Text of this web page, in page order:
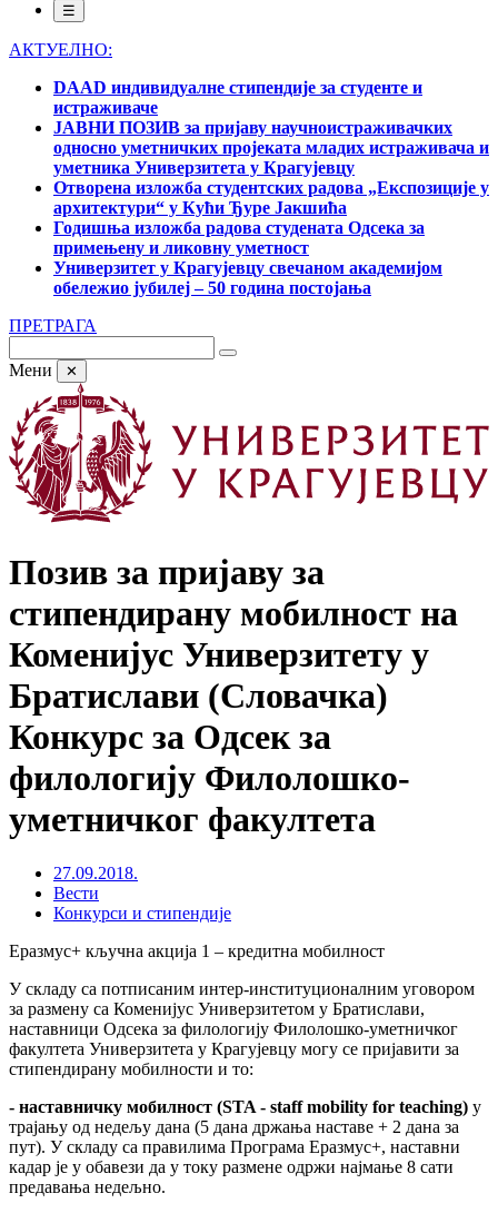
☰
АКТУЕЛНО:
DAAD индивидуалне стипендије за студенте и
истраживаче
ЈАВНИ ПОЗИВ за пријаву научноистраживачких
односно уметничких пројеката младих истраживача и
уметника Универзитета у Крагујевцу
Отворена изложба студентских радова „Експозиције у
архитектури“ у Кући Ђуре Јакшића
Годишња изложба радова студената Одсека за
примењену и ликовну уметност
Универзитет у Крагујевцу свечаном академијом
обележио јубилеј – 50 година постојања
ПРЕТРАГА
Мени ✕
Позив за пријаву за
стипендирану мобилност на
Коменијус Универзитету у
Братислави (Словачка)
Конкурс за Одсек за
филологију Филолошко-
уметничког факултета
27.09.2018.
Вести
Конкурси и стипендије
Еразмус+ кључна акција 1 – кредитна мобилност
У складу са потписаним интер-институционалним уговором
за размену са Коменијус Универзитетом у Братислави,
наставници Одсека за филологију Филолошко-уметничког
факултета Универзитета у Крагујевцу могу се пријавити за
стипендирану мобилности и то:
- наставничку мобилност (STA - staff mobility for teaching) у
трајању од недељу дана (5 дана држања наставе + 2 дана за
пут). У складу са правилима Програма Еразмус+, наставни
кадар је у обавези да у току размене одржи најмање 8 сати
предавања недељно.